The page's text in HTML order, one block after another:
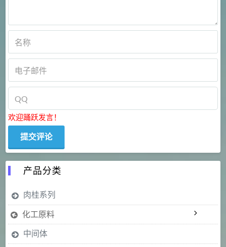
欢迎踊跃发言！
产品分类
肉桂系列
化工原料
中间体